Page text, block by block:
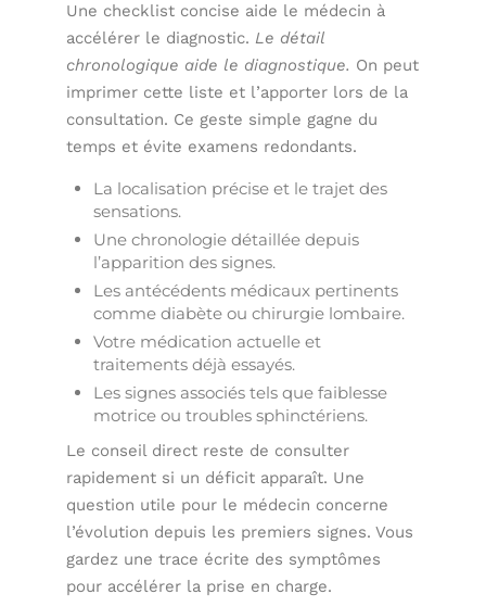
Une checklist concise aide le médecin à
accélérer le diagnostic.Le détail
chronologique aide le diagnostique. On peut
imprimer cette liste et l’apporter lors de la
consultation. Ce geste simple gagne du
temps et évite examens redondants.
La localisation précise et le trajet des
sensations.
Une chronologie détaillée depuis
l’apparition des signes.
Les antécédents médicaux pertinents
comme diabète ou chirurgie lombaire.
Votre médication actuelle et
traitements déjà essayés.
Les signes associés tels que faiblesse
motrice ou troubles sphinctériens.
Le conseil direct reste de consulter
rapidement si un déficit apparaît. Une
question utile pour le médecin concerne
l’évolution depuis les premiers signes. Vous
gardez une trace écrite des symptômes
pour accélérer la prise en charge.